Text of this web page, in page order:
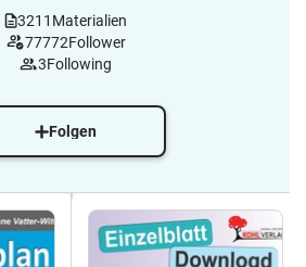
3211 Materialien
77772Follower
3Following
Folgen